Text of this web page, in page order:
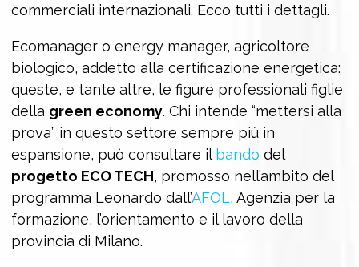
commerciali internazionali. Ecco tutti i dettagli.
Ecomanager o energy manager, agricoltore
biologico, addetto alla certificazione energetica:
queste, e tante altre, le figure professionali figlie
della green economy. Chi intende “mettersi alla
prova” in questo settore sempre più in
espansione, può consultare il bando del
progetto ECO TECH, promosso nell’ambito del
programma Leonardo dall’AFOL, Agenzia per la
formazione, l’orientamento e il lavoro della
provincia di Milano.